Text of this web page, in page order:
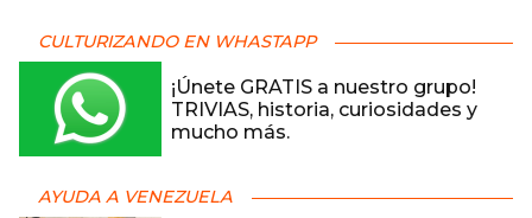
CULTURIZANDO EN WHASTAPP
¡Únete GRATIS a nuestro grupo!
TRIVIAS, historia, curiosidades y
mucho más.
AYUDA A VENEZUELA